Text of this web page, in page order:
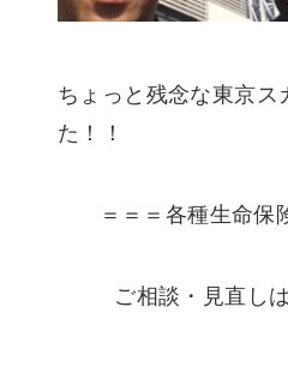
ちょっと残念な東京ス
た！！
＝＝＝各種生命保
ご相談・見直し